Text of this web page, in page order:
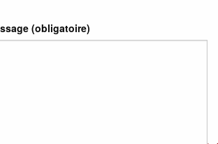
(obligatoire)